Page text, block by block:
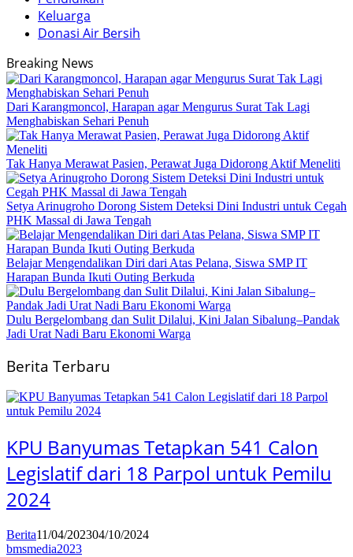
Keluarga
Donasi Air Bersih
Breaking News
Dari Karangmoncol, Harapan agar Mengurus Surat Tak Lagi
Menghabiskan Sehari Penuh
Tak Hanya Merawat Pasien, Perawat Juga Didorong Aktif Meneliti
Setya Arinugroho Dorong Sistem Deteksi Dini Industri untuk Cegah
PHK Massal di Jawa Tengah
Belajar Mengendalikan Diri dari Atas Pelana, Siswa SMP IT
Harapan Bunda Ikuti Outing Berkuda
Dulu Bergelombang dan Sulit Dilalui, Kini Jalan Sibalung–Pandak
Jadi Urat Nadi Baru Ekonomi Warga
Berita Terbaru
KPU Banyumas Tetapkan 541 Calon
Legislatif dari 18 Parpol untuk Pemilu
2024
Berita11/04/202304/10/2024
bmsmedia2023